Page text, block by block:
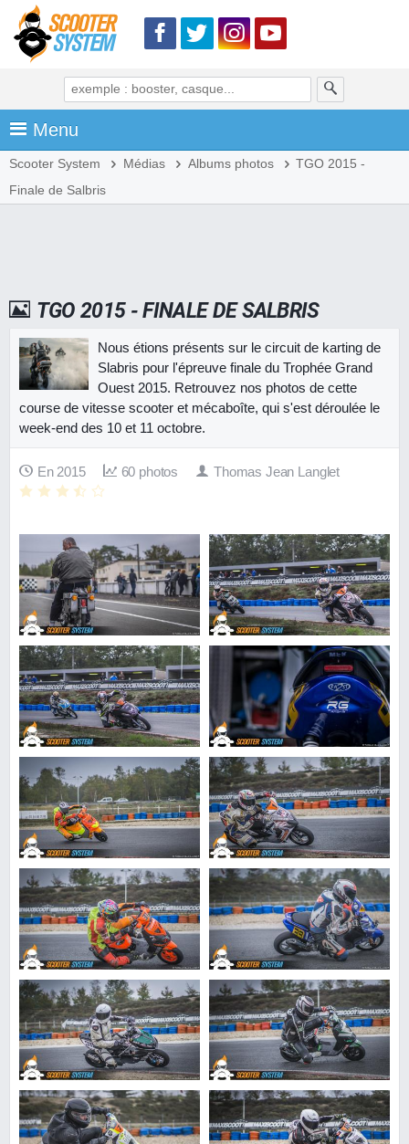
Menu
Scooter System Médias Albums photos
TGO 2015 -
Finale de Salbris
TGO 2015 - FINALE DE SALBRIS
Nous étions présents sur le circuit de karting de
Slabris pour l'épreuve finale du Trophée Grand
Ouest 2015. Retrouvez nos photos de cette
course de vitesse scooter et mécaboîte, qui s'est déroulée le
week-end des 10 et 11 octobre.
En 2015 60 photos Thomas Jean Langlet